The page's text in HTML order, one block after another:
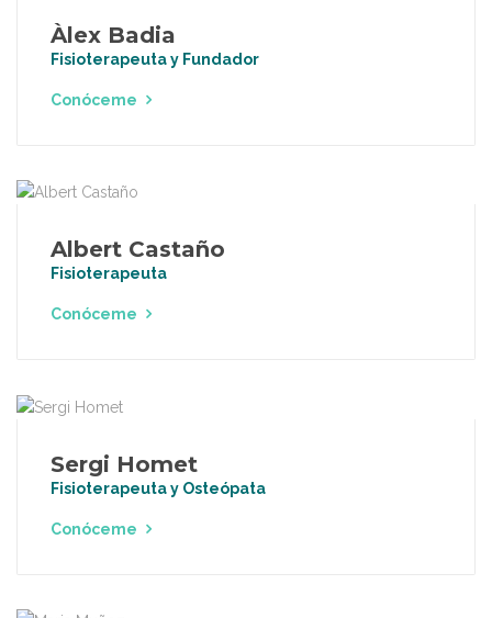
Àlex Badia
Fisioterapeuta y Fundador
Conóceme
Albert Castaño
Fisioterapeuta
Conóceme
Sergi Homet
Fisioterapeuta y Osteópata
Conóceme